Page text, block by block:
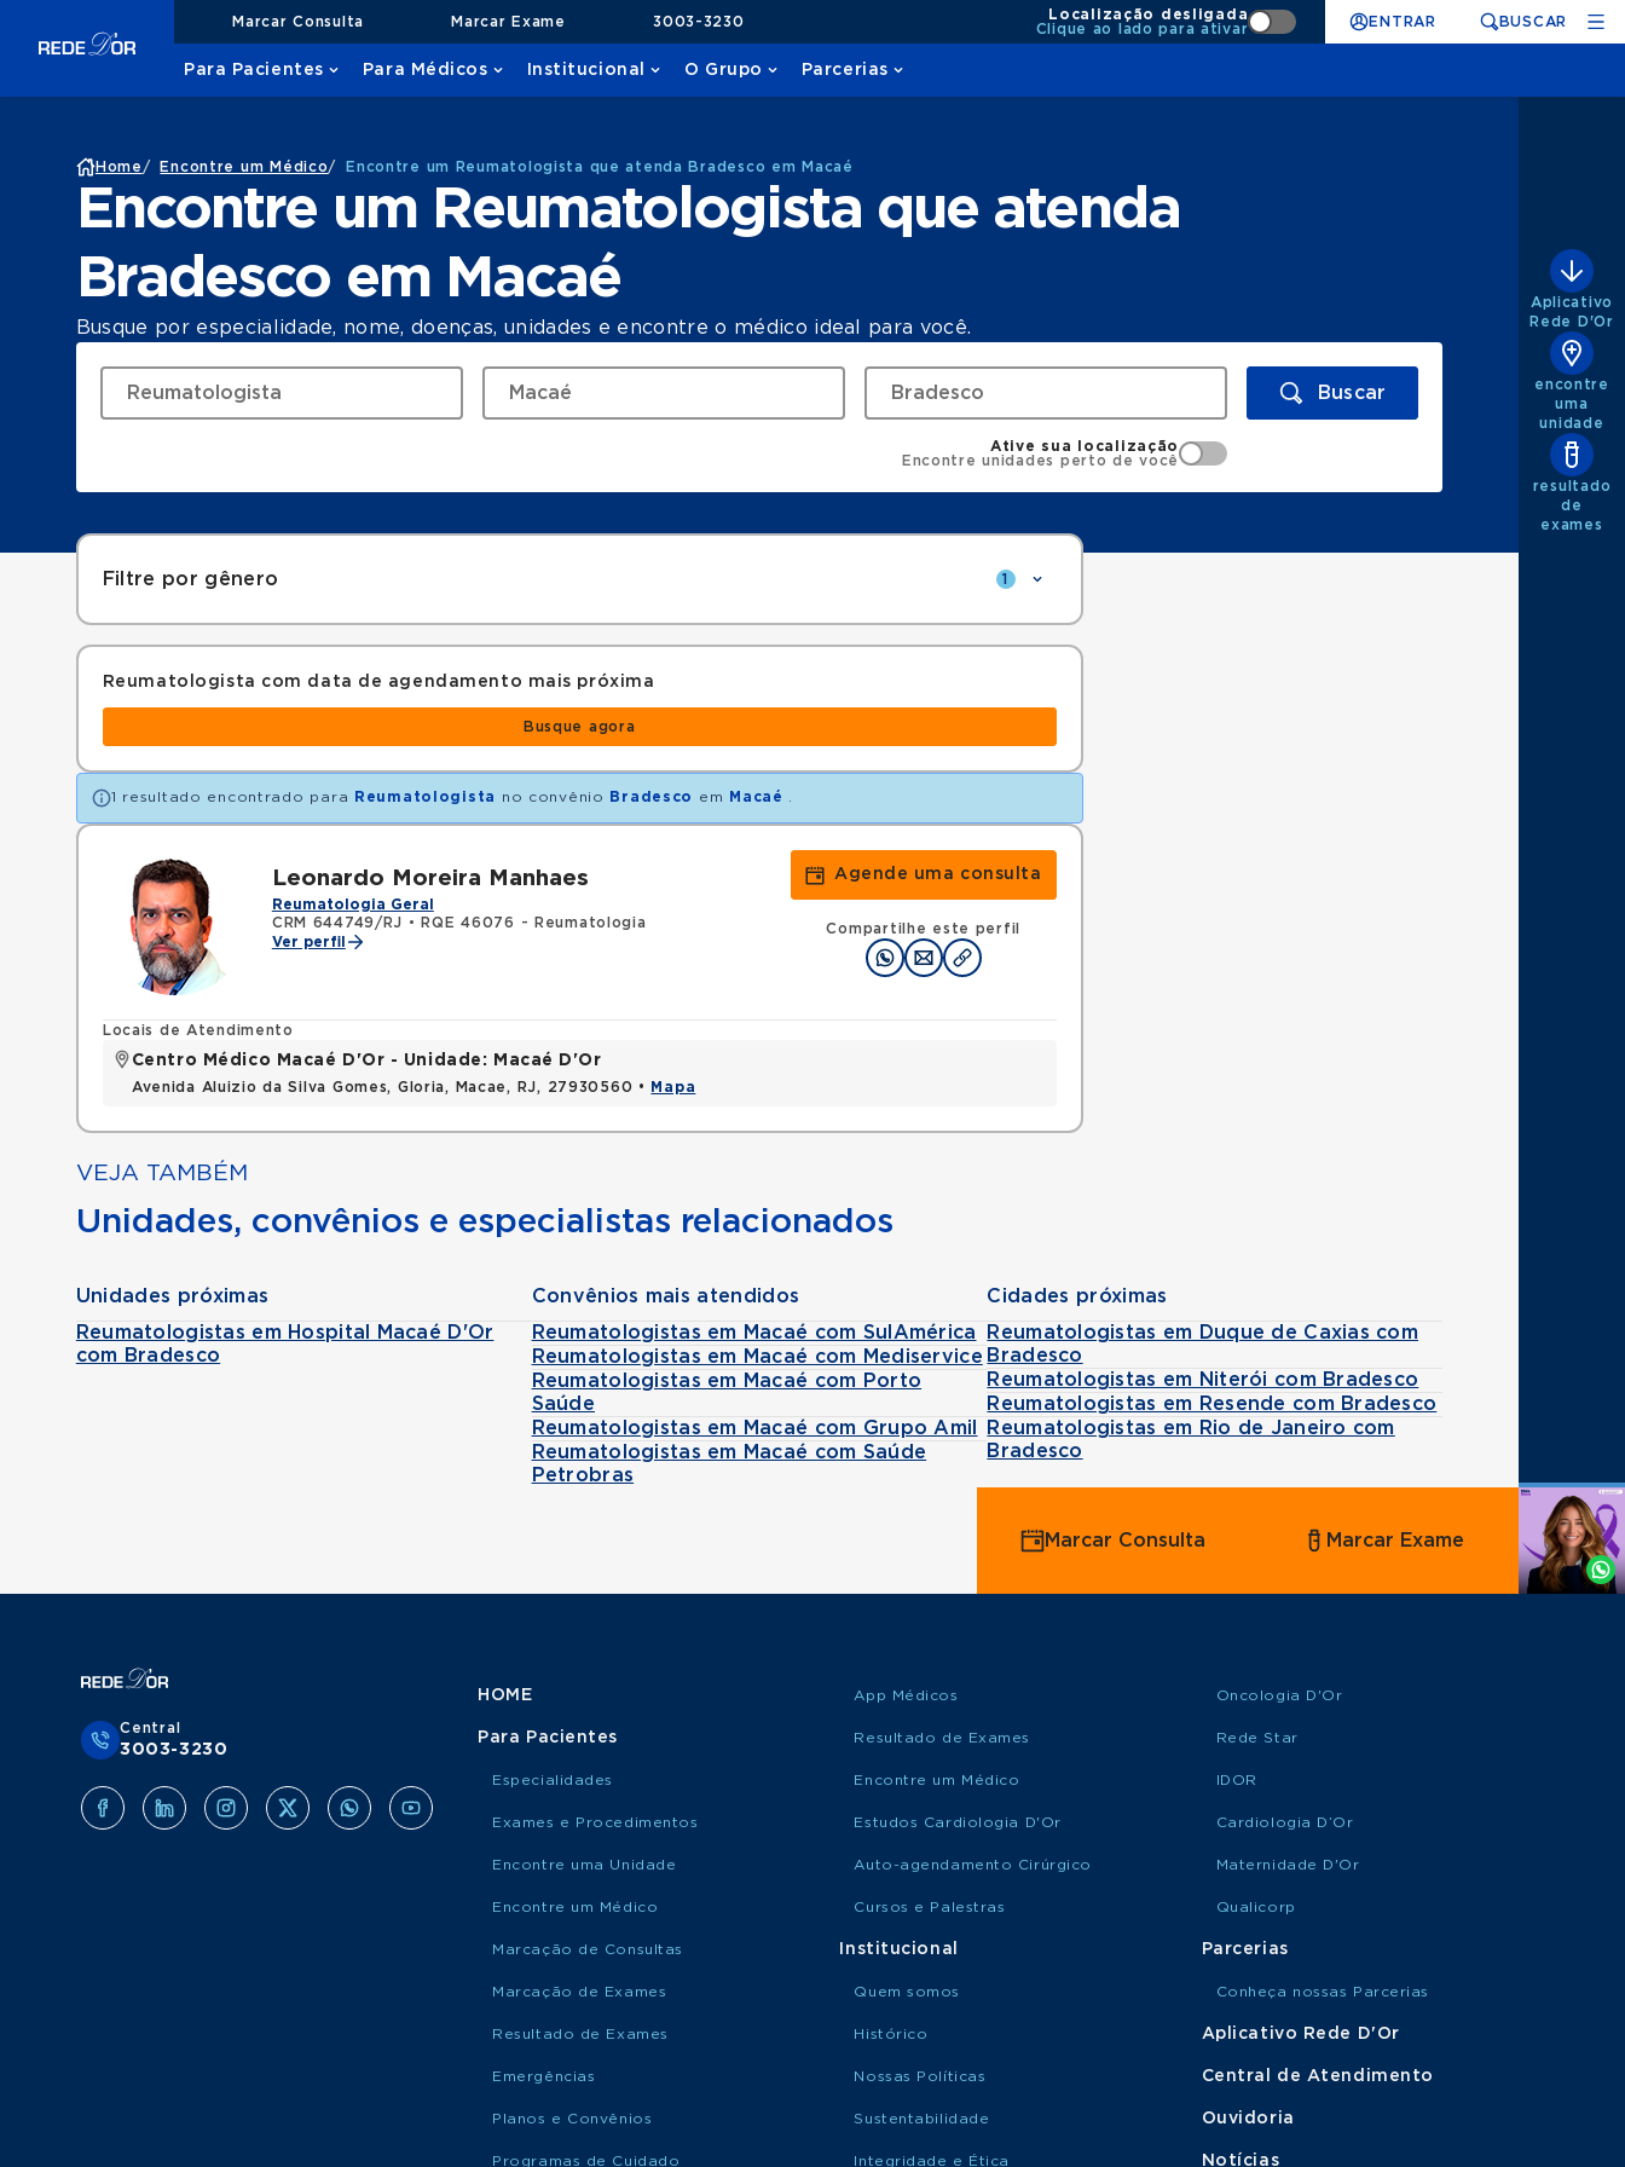
Marcar Consulta Marcar Exame 3003-3230
Localização desligada
Clique ao lado para ativar
ENTRAR BUSCAR
Para Pacientes Para Médicos Institucional O Grupo Parcerias
Home / Encontre um Médico/ Encontre um Reumatologista que atenda Bradesco em Macaé
Encontre um Reumatologista que atenda
Bradesco em Macaé
Busque por especialidade, nome, doenças, unidades e encontre o médico ideal para você.
Buscar
Ative sua localização
Encontre unidades perto de você
Filtre por gênero 1
Reumatologista com data de agendamento mais próxima
Busque agora
1 resultado encontrado para Reumatologista no convênio Bradesco em Macaé
Leonardo Moreira Manhaes
Reumatologia Geral
CRM 644749/RJ •
RQE 46076 - Reumatologia
Ver perfil
Agende uma consulta
Compartilhe este perfil
Locais de Atendimento
Centro Médico Macaé D'Or - Unidade: Macaé D'Or
Avenida Aluizio da Silva Gomes, Gloria, Macae, RJ, 27930560 • Mapa
VEJA TAMBÉM
Unidades, convênios e especialistas relacionados
Unidades próximas
Reumatologistas em Hospital Macaé D'Or
com Bradesco
Convênios mais atendidos
Reumatologistas em Macaé com SulAmérica
Reumatologistas em Macaé com Mediservice
Reumatologistas em Macaé com Porto
Saúde
Reumatologistas em Macaé com Grupo Amil
Reumatologistas em Macaé com Saúde
Petrobras
Cidades próximas
Reumatologistas em Duque de Caxias com
Bradesco
Reumatologistas em Niterói com Bradesco
Reumatologistas em Resende com Bradesco
Reumatologistas em Rio de Janeiro com
Bradesco
Aplicativo
Rede D'Or
encontre
uma
unidade
resultado
de
exames
Agende
Whatsapp
Marcar Consulta Marcar Exame
Central
3003-3230
HOME
Para Pacientes
Especialidades
Exames e Procedimentos
Encontre uma Unidade
Encontre um Médico
Marcação de Consultas
Marcação de Exames
Resultado de Exames
Emergências
Planos e Convênios
Programas de Cuidado
App Médicos
Resultado de Exames
Encontre um Médico
Estudos Cardiologia D'Or
Auto-agendamento Cirúrgico
Cursos e Palestras
Institucional
Quem somos
Histórico
Nossas Políticas
Sustentabilidade
Integridade e Ética
Oncologia D'Or
Rede Star
IDOR
Cardiologia D’Or
Maternidade D'Or
Qualicorp
Parcerias
Conheça nossas Parcerias
Aplicativo Rede D'Or
Central de Atendimento
Ouvidoria
Notícias